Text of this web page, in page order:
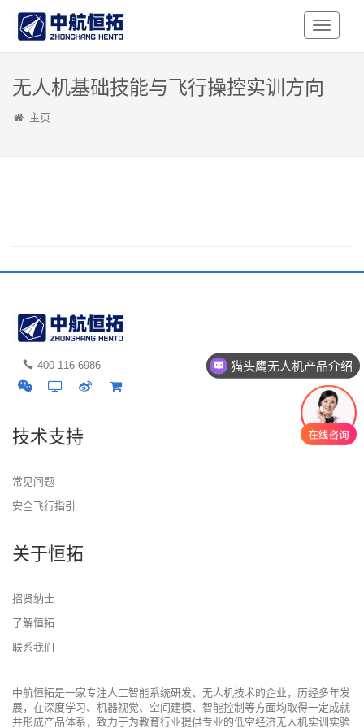
Toggle
无人机基础技能与飞行操控实训方向
主页
400-116-6986
技术支持
常见问题
安全飞行指引
关于恒拓
招贤纳士
了解恒拓
联系我们
中航恒拓是一家专注人工智能系统研发、无人机技术的企业，历经多年发
展，在深度学习、机器视觉、空间建模、智能控制等方面均取得一定成就
并形成产品体系，致力于为教育行业提供专业的低空经济无人机实训实验
猫头鹰无人机产品介绍